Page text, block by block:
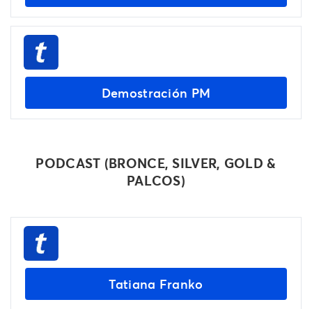
Demostración PM
PODCAST (BRONCE, SILVER, GOLD &
PALCOS)
Tatiana Franko